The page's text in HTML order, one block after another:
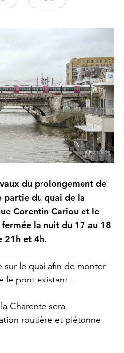
du prolongement de
partie du quai de la
Corentin Cariou et le
la nuit du 17 au 18
21h et 4h.
sur le quai afin de monter
le pont existant.
Charente sera
routière et piétonne